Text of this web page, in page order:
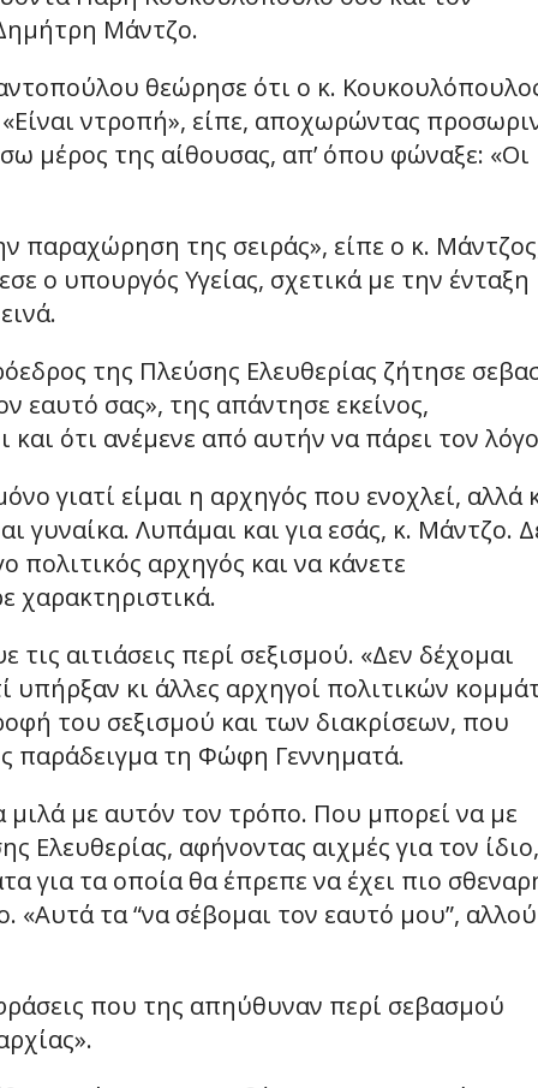
Μάντζο.
θεώρησε ότι ο κ.
ντροπή», είπε, αποχωρώντας
μέρος της αίθουσας, απ’ όπου φώναξε: «Οι
παραχώρηση της σειράς», είπε ο κ.
ο υπουργός Υγείας, σχετικά με την ένταξη
της Πλεύσης Ελευθερίας ζήτησε
εαυτό σας», της απάντησε εκείνος,
ότι ανέμενε από αυτήν να πάρει τον
γιατί είμαι η αρχηγός που ενοχλεί, αλλά
γυναίκα. Λυπάμαι και για εσάς, κ. Μάντζο.
πολιτικός αρχηγός και να κάνετε
χαρακτηριστικά.
αιτιάσεις περί σεξισμού. «Δεν δέχομαι
υπήρξαν κι άλλες αρχηγοί πολιτικών
του σεξισμού και των διακρίσεων, που
παράδειγμα τη Φώφη Γεννηματά.
μιλά με αυτόν τον τρόπο. Που μπορεί να με
Ελευθερίας, αφήνοντας αιχμές για τον ίδιο,
για τα οποία θα έπρεπε να έχει πιο
«Αυτά τα “να σέβομαι τον εαυτό μου”,
που της απηύθυναν περί σεβασμού